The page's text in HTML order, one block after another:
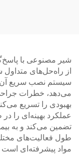
شیر مصنوعی با
از راه‌حل‌های متداول
سیستم نصب سریع آن
می‌دهد، خطرات
بهبودی را تسریع
عملکرد بهینه‌ای را
تضمین می‌کند و به
طول فعالیت‌های
مواد پیشرفته‌ای